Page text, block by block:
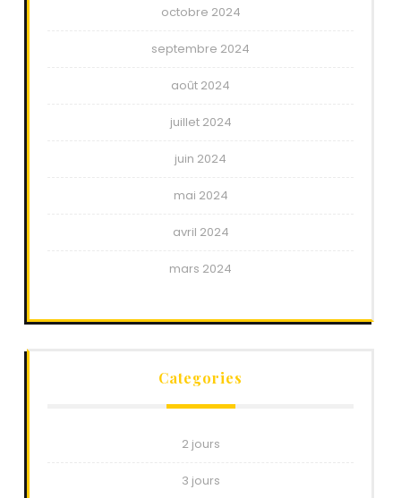
octobre 2024
septembre 2024
août 2024
juillet 2024
juin 2024
mai 2024
avril 2024
mars 2024
Categories
2 jours
3 jours